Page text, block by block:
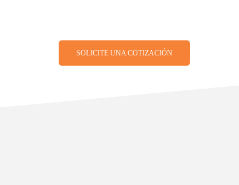
SOLICITE UNA COTIZACIÓN